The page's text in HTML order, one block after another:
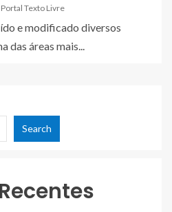
Texto Livre
e modificado diversos
das áreas mais...
Search